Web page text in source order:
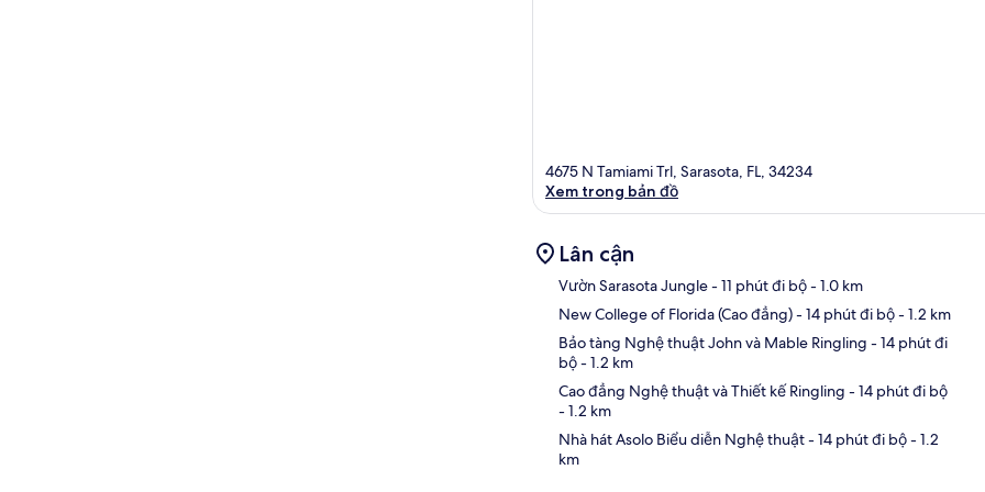
4675 N Tamiami Trl, Sarasota, FL, 34234
Xem trong bản đồ
Lân cận
Vườn Sarasota Jungle- 11 phút đi bộ- 1.0 km
New College of Florida (Cao đẳng)- 14 phút đi bộ- 1.2 km
Bảo tàng Nghệ thuật John và Mable Ringling - 14 phút đi
bộ- 1.2 km
Cao đẳng Nghệ thuật và Thiết kế Ringling - 14 phút đi bộ
- 1.2 km
Nhà hát Asolo Biểu diễn Nghệ thuật- 14 phút đi bộ- 1.2
km